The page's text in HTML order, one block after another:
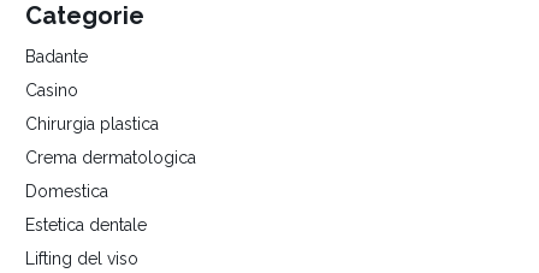
Categorie
Badante
Casino
Chirurgia plastica
Crema dermatologica
Domestica
Estetica dentale
Lifting del viso